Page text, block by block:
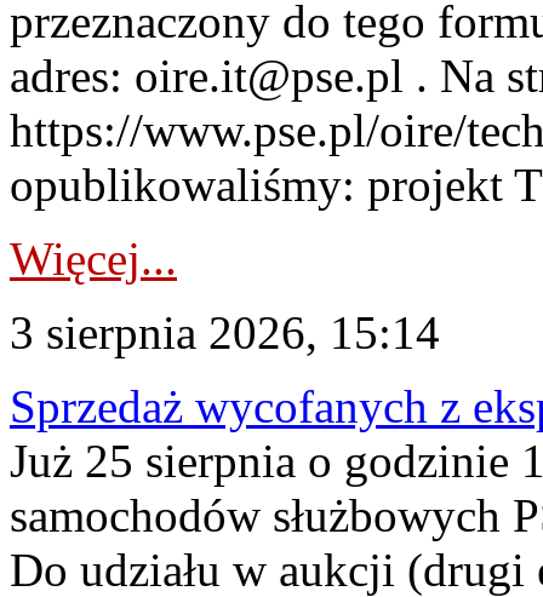
przeznaczony do tego
adres: oire.it@pse.pl . Na
https://www.pse.pl/oire/
opublikowaliśmy: projekt
Więcej...
3 sierpnia 2026, 15:14
Sprzedaż wycofanych z
Już 25 sierpnia o godzinie
samochodów służbowych
Do udziału w aukcji (drugi